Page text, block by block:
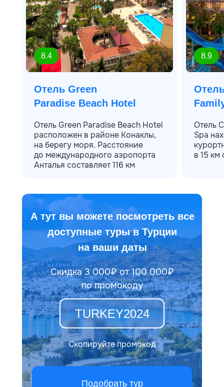
Отель Green
Paradise Beach Hotel
Отель Green Paradise Beach Hotel
расположен в районе Конаклы,
на берегу моря. Расстояние
до международного аэропорта
Анталья составляет 116 км
8.4
Отель
Spa
в 15 км
8.9
А тут вы можете посмотреть все
доступные туры в Турции
на ваши даты
Скидка 3 000₽ от 100 000₽
по промокоду
TURKEY2024
Скопируйте промокод
Подобрать тур